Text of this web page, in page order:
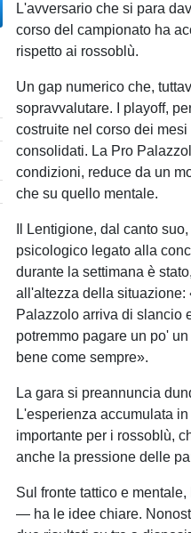
L'avversario che si para
corso del campionato ha
rispetto ai rossoblù.
Un gap numerico che,
sopravvalutare. I playoff,
costruite nel corso dei
consolidati. La Pro
condizioni, reduce da un
che su quello mentale.
Il Lentigione, dal canto
psicologico legato alla
durante la settimana è
all'altezza della situazione:
Palazzolo arriva di slancio
potremmo pagare un po'
bene come sempre».
La gara si preannuncia
L'esperienza accumulata
importante per i rossoblù,
anche la pressione delle
Sul fronte tattico e mentale,
— ha le idee chiare.